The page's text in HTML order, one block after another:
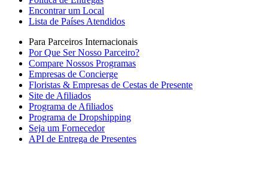
Encontrar um Local
Lista de Países Atendidos
Para Parceiros Internacionais
Por Que Ser Nosso Parceiro?
Compare Nossos Programas
Empresas de Concierge
Floristas & Empresas de Cestas de Presente
Site de Afiliados
Programa de Afiliados
Programa de Dropshipping
Seja um Fornecedor
API de Entrega de Presentes